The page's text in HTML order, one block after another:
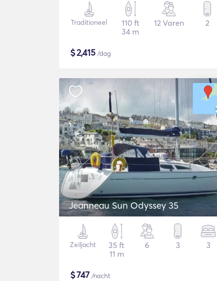
Traditioneel
110 ft
34 m
12 Varen 2
$2,415 /dag
Jeanneau Sun Odyssey 35
Zeiljacht
35 ft
11 m
6 3 3
$747 /nacht